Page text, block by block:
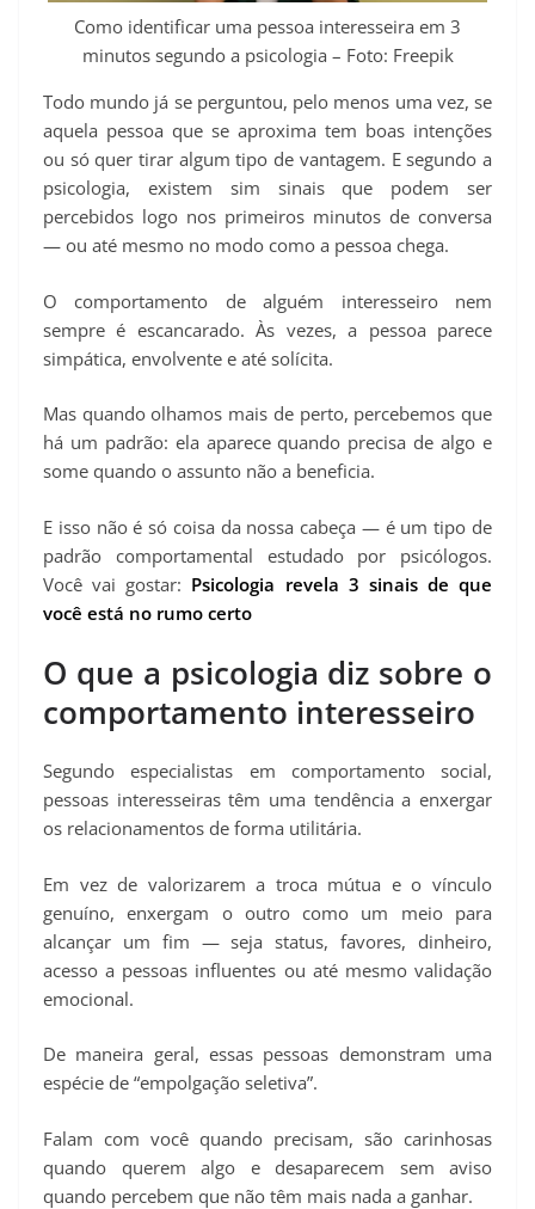
t
Como identificar uma pessoa interesseira em 3
minutos segundo a psicologia – Foto: Freepik
Todo mundo já se perguntou, pelo menos uma vez, se
aquela pessoa que se aproxima tem boas intenções
ou só quer tirar algum tipo de vantagem. E segundo a
psicologia, existem sim sinais que podem ser
percebidos logo nos primeiros minutos de conversa
— ou até mesmo no modo como a pessoa chega.
O comportamento de alguém interesseiro nem
sempre é escancarado. Às vezes, a pessoa parece
simpática, envolvente e até solícita.
Mas quando olhamos mais de perto, percebemos que
há um padrão: ela aparece quando precisa de algo e
some quando o assunto não a beneficia.
E isso não é só coisa da nossa cabeça — é um tipo de
padrão comportamental estudado por psicólogos.
Você vai gostar: Psicologia revela 3 sinais de que
você está no rumo certo
O que a psicologia diz sobre o
comportamento interesseiro
Segundo especialistas em comportamento social,
pessoas interesseiras têm uma tendência a enxergar
os relacionamentos de forma utilitária.
Em vez de valorizarem a troca mútua e o vínculo
genuíno, enxergam o outro como um meio para
alcançar um fim — seja status, favores, dinheiro,
acesso a pessoas influentes ou até mesmo validação
emocional.
De maneira geral, essas pessoas demonstram uma
espécie de “empolgação seletiva”.
Falam com você quando precisam, são carinhosas
quando querem algo e desaparecem sem aviso
quando percebem que não têm mais nada a ganhar.